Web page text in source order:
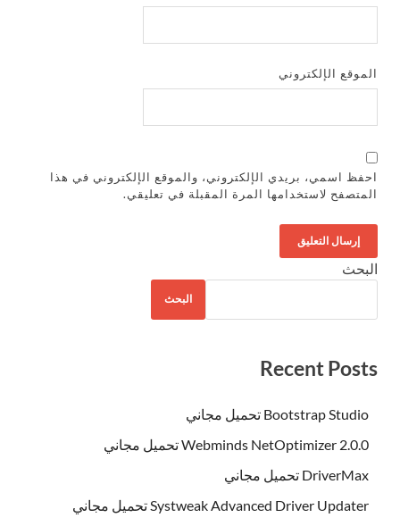
الموقع الإلكتروني
احفظ اسمي، بريدي الإلكتروني، والموقع الإلكتروني في هذا
المتصفح لاستخدامها المرة المقبلة في تعليقي.
البحث
البحث
Recent Posts
Bootstrap Studio تحميل مجاني
Webminds NetOptimizer 2.0.0 تحميل مجاني
DriverMax تحميل مجاني
Systweak Advanced Driver Updater تحميل مجاني